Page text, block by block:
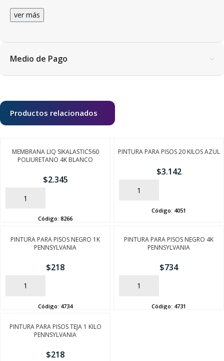
ver más
Medio de Pago
Productos relacionados
MEMBRANA LIQ SIKALASTIC560
POLIURETANO 4K BLANCO
$2.345
AÑADIR
Código: 8266
PINTURA PARA PISOS 20 KILOS AZUL
$3.142
AÑADIR
Código: 4051
PINTURA PARA PISOS NEGRO 1K
PENNSYLVANIA
$218
AÑADIR
Código: 4734
PINTURA PARA PISOS NEGRO 4K
PENNSYLVANIA
$734
AÑADIR
Código: 4731
PINTURA PARA PISOS TEJA 1 KILO
PENNSYLVANIA
$218